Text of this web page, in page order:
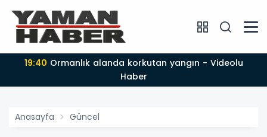
19:40
Haber
Anasayfa Güncel